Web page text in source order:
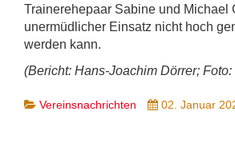
Trainerehepaar Sabine und Michael
unermüdlicher Einsatz nicht hoch
werden kann.
(Bericht: Hans-Joachim Dörrer;
Vereinsnachrichten 02. Januar